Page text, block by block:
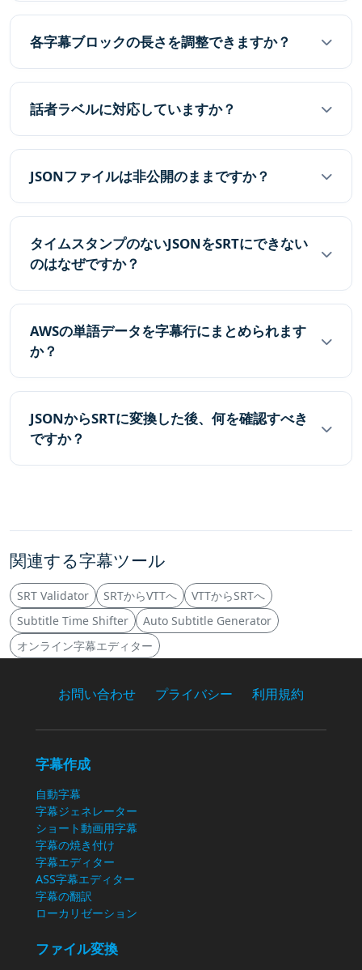
各字幕ブロックの長さを調整できますか？
話者ラベルに対応していますか？
JSONファイルは非公開のままですか？
タイムスタンプのないJSONをSRTにできない
のはなぜですか？
AWSの単語データを字幕行にまとめられます
か？
JSONからSRTに変換した後、何を確認すべき
ですか？
関連する字幕ツール
SRT Validator SRTからVTTへ
VTTからSRTへ
Subtitle Time Shifter
Auto Subtitle Generator
オンライン字幕エディター
お問い合わせ プライバシー 利用規約
字幕作成
自動字幕
字幕ジェネレーター
ショート動画用字幕
字幕の焼き付け
字幕エディター
ASS字幕エディター
字幕の翻訳
ローカリゼーション
ファイル変換